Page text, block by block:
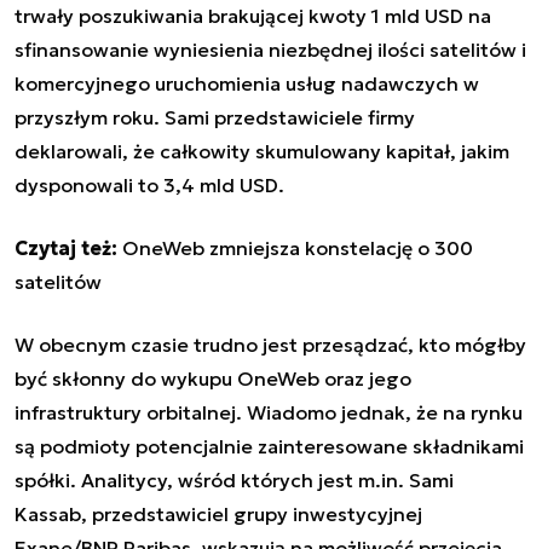
trwały poszukiwania brakującej kwoty 1 mld USD na
sfinansowanie wyniesienia niezbędnej ilości satelitów i
komercyjnego uruchomienia usług nadawczych w
przyszłym roku. Sami przedstawiciele firmy
deklarowali, że całkowity skumulowany kapitał, jakim
dysponowali to 3,4 mld USD.
Czytaj też: OneWeb zmniejsza konstelację o 300
satelitów
W obecnym czasie trudno jest przesądzać, kto mógłby
być skłonny do wykupu OneWeb oraz jego
infrastruktury orbitalnej. Wiadomo jednak, że na rynku
są podmioty potencjalnie zainteresowane składnikami
spółki. Analitycy, wśród których jest m.in. Sami
Kassab, przedstawiciel grupy inwestycyjnej